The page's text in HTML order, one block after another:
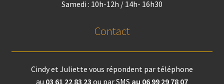
Samedi : 10h-12h / 14h- 16h30
Contact
Cindy et Juliette vous répondent par téléphone
au 03 61 22 83 23 ou par SMS au 06 99 29 78 07